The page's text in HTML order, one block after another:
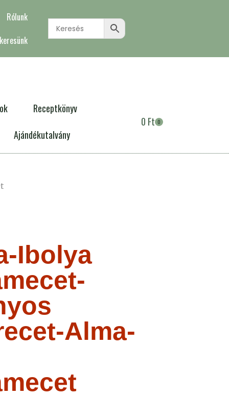
Rólunk
Receptkönyv
Ajándékutalvány
0 Ft 0
Ibolya
Alma-